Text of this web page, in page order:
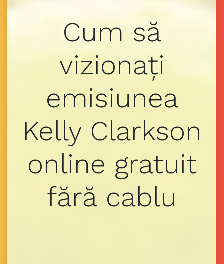
Cum să
vizionați
emisiunea
Kelly Clarkson
online gratuit
fără cablu